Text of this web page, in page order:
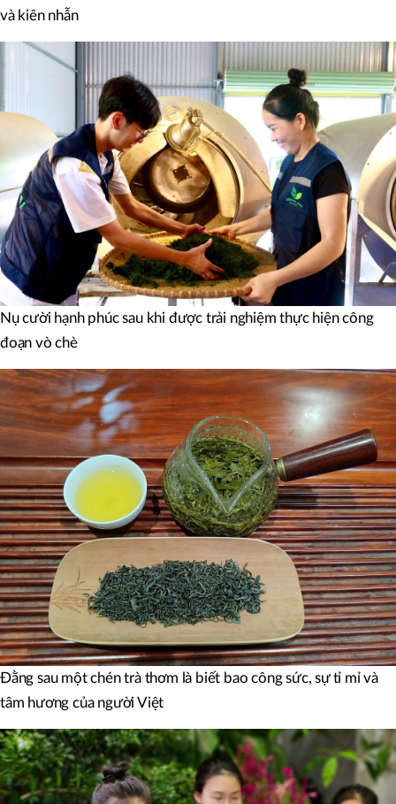
và kiên nhẫn
Nụ cười hạnh phúc sau khi được trải nghiệm thực hiện công
đoạn vò chè
Đằng sau một chén trà thơm là biết bao công sức, sự tỉ mỉ và
tâm hương của người Việt